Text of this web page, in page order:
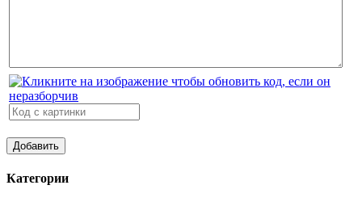
Категории